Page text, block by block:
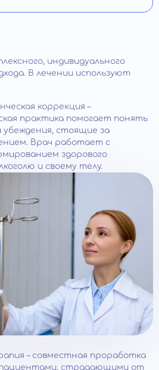
индивидуального
В лечении используют
коррекция –
практика помогает понять
стоящие за
Врач работает с
здорового
и своему телу.
– совместная проработка
пациентами, страдающими от